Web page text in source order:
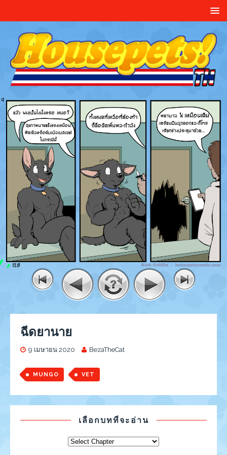
ฉีดยานาย
9 เมษายน 2020 BezaTheCat
MUNGO VET
เลือกบทที่จะอ่าน